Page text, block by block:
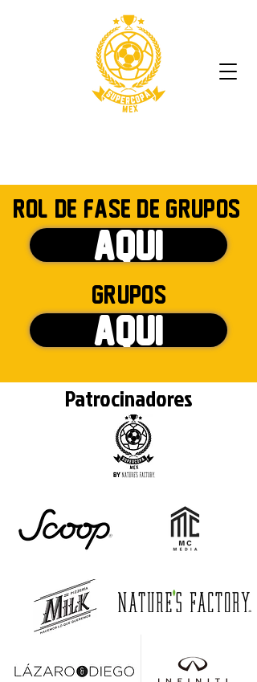
Rol De Fase De Grupos
AQUI
Grupos
AQUI
Patrocinadores